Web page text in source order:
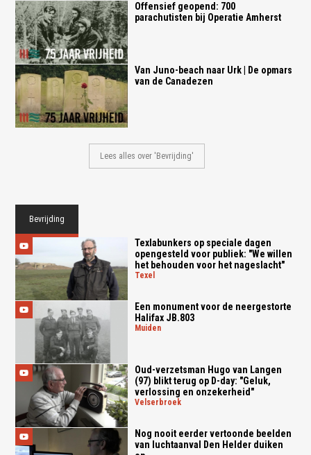
Offensief geopend: 700
parachutisten bij Operatie Amherst
Van Juno-beach naar Urk | De opmars
van de Canadezen
Lees alles over 'Bevrijding'
Bevrijding
Texlabunkers op speciale dagen
opengesteld voor publiek: "We willen
het behouden voor het nageslacht"
texel
Een monument voor de neergestorte
Halifax JB.803
muiden
Oud-verzetsman Hugo van Langen
(97) blikt terug op D-day: "Geluk,
verlossing en onzekerheid"
velserbroek
Nog nooit eerder vertoonde beelden
van luchtaanval Den Helder duiken